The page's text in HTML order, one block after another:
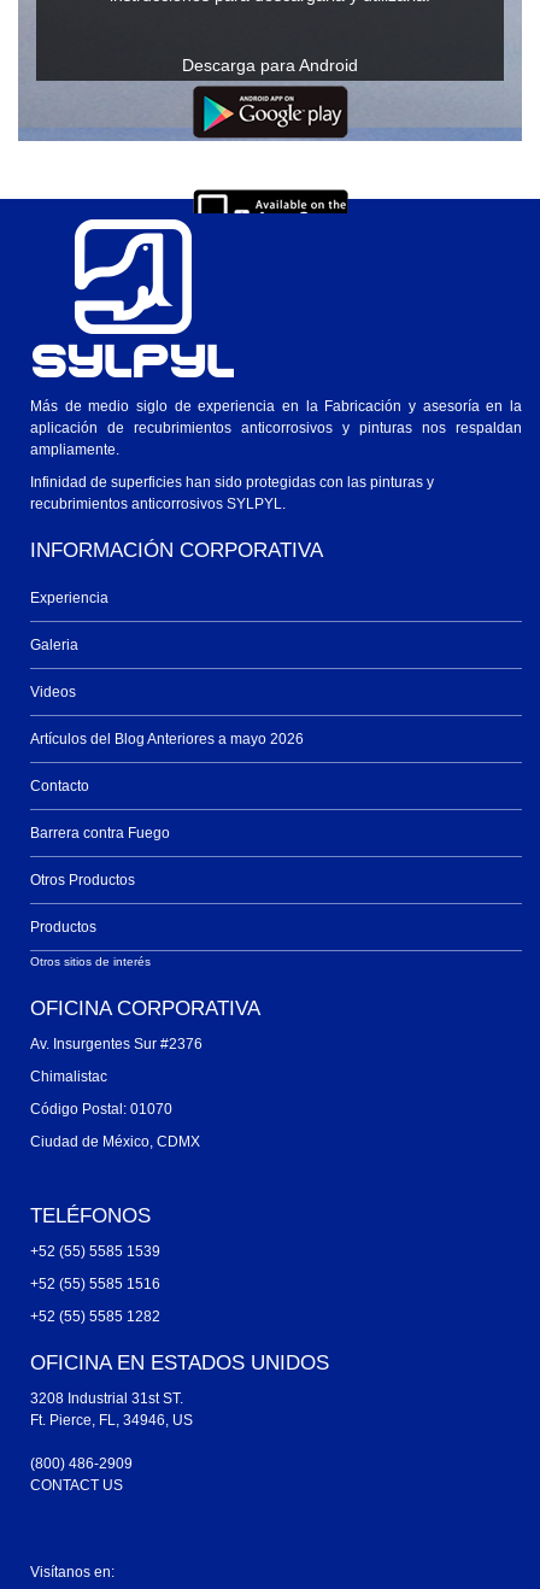
Descarga para Android
Más de medio siglo de experiencia en la Fabricación y asesoría en la
aplicación de recubrimientos anticorrosivos y pinturas nos respaldan
ampliamente.
Infinidad de superficies han sido protegidas con las pinturas y
recubrimientos anticorrosivos SYLPYL.
INFORMACIÓN CORPORATIVA
Experiencia
Galeria
Videos
Artículos del Blog Anteriores a mayo 2026
Contacto
Barrera contra Fuego
Otros Productos
Productos
Otros sitios de interés
OFICINA CORPORATIVA
Av. Insurgentes Sur #2376
Chimalistac
Código Postal: 01070
Ciudad de México, CDMX
TELÉFONOS
+52 (55) 5585 1539
+52 (55) 5585 1516
+52 (55) 5585 1282
OFICINA EN ESTADOS UNIDOS
3208 Industrial 31st ST.
Ft. Pierce, FL, 34946, US
(800) 486-2909
CONTACT US
Visítanos en: